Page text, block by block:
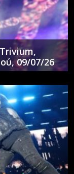
09/07/26